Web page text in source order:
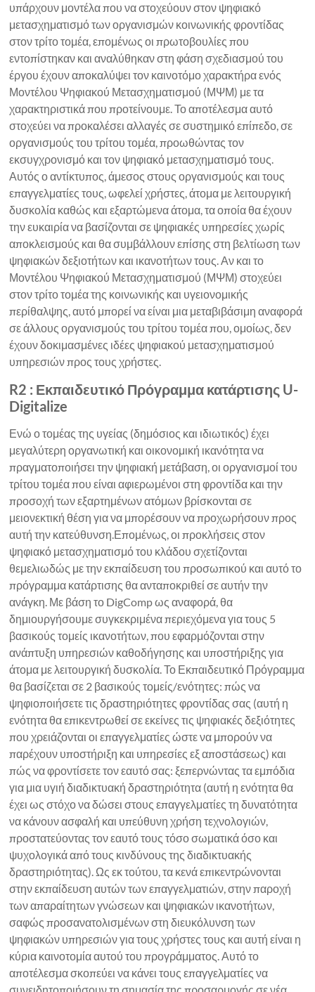
υπάρχουν μοντέλα που να στοχεύουν στον ψηφιακό
μετασχηματισμό των οργανισμών κοινωνικής φροντίδας
στον τρίτο τομέα, επομένως οι πρωτοβουλίες που
εντοπίστηκαν και αναλύθηκαν στη φάση σχεδιασμού του
έργου έχουν αποκαλύψει τον καινοτόμο χαρακτήρα ενός
Μοντέλου Ψηφιακού Μετασχηματισμού (ΜΨΜ) με τα
χαρακτηριστικά που προτείνουμε. Το αποτέλεσμα αυτό
στοχεύει να προκαλέσει αλλαγές σε συστημικό επίπεδο, σε
οργανισμούς του τρίτου τομέα, προωθώντας τον
εκσυγχρονισμό και τον ψηφιακό μετασχηματισμό τους.
Αυτός ο αντίκτυπος, άμεσος στους οργανισμούς και τους
επαγγελματίες τους, ωφελεί χρήστες, άτομα με λειτουργική
δυσκολία καθώς και εξαρτώμενα άτομα, τα οποία θα έχουν
την ευκαιρία να βασίζονται σε ψηφιακές υπηρεσίες χωρίς
αποκλεισμούς και θα συμβάλλουν επίσης στη βελτίωση των
ψηφιακών δεξιοτήτων και ικανοτήτων τους. Αν και το
Μοντέλου Ψηφιακού Μετασχηματισμού (ΜΨΜ) στοχεύει
στον τρίτο τομέα της κοινωνικής και υγειονομικής
περίθαλψης, αυτό μπορεί να είναι μια μεταβιβάσιμη αναφορά
σε άλλους οργανισμούς του τρίτου τομέα που, ομοίως, δεν
έχουν δοκιμασμένες ιδέες ψηφιακού μετασχηματισμού
υπηρεσιών προς τους χρήστες.
R2 : Εκπαιδευτικό Πρόγραμμα κατάρτισης U-
Digitalize
Ενώ ο τομέας της υγείας (δημόσιος και ιδιωτικός) έχει
μεγαλύτερη οργανωτική και οικονομική ικανότητα να
πραγματοποιήσει την ψηφιακή μετάβαση, οι οργανισμοί του
τρίτου τομέα που είναι αφιερωμένοι στη φροντίδα και την
προσοχή των εξαρτημένων ατόμων βρίσκονται σε
μειονεκτική θέση για να μπορέσουν να προχωρήσουν προς
αυτή την κατεύθυνση.Επομένως, οι προκλήσεις στον
ψηφιακό μετασχηματισμό του κλάδου σχετίζονται
θεμελιωδώς με την εκπαίδευση του προσωπικού και αυτό το
πρόγραμμα κατάρτισης θα ανταποκριθεί σε αυτήν την
ανάγκη. Με βάση το DigComp ως αναφορά, θα
δημιουργήσουμε συγκεκριμένα περιεχόμενα για τους 5
βασικούς τομείς ικανοτήτων, που εφαρμόζονται στην
ανάπτυξη υπηρεσιών καθοδήγησης και υποστήριξης για
άτομα με λειτουργική δυσκολία. Το Εκπαιδευτικό Πρόγραμμα
θα βασίζεται σε 2 βασικούς τομείς/ενότητες: πώς να
ψηφιοποιήσετε τις δραστηριότητες φροντίδας σας (αυτή η
ενότητα θα επικεντρωθεί σε εκείνες τις ψηφιακές δεξιότητες
που χρειάζονται οι επαγγελματίες ώστε να μπορούν να
παρέχουν υποστήριξη και υπηρεσίες εξ αποστάσεως) και
πώς να φροντίσετε τον εαυτό σας: ξεπερνώντας τα εμπόδια
για μια υγιή διαδικτυακή δραστηριότητα (αυτή η ενότητα θα
έχει ως στόχο να δώσει στους επαγγελματίες τη δυνατότητα
να κάνουν ασφαλή και υπεύθυνη χρήση τεχνολογιών,
προστατεύοντας τον εαυτό τους τόσο σωματικά όσο και
ψυχολογικά από τους κινδύνους της διαδικτυακής
δραστηριότητας). Ως εκ τούτου, τα κενά επικεντρώνονται
στην εκπαίδευση αυτών των επαγγελματιών, στην παροχή
των απαραίτητων γνώσεων και ψηφιακών ικανοτήτων,
σαφώς προσανατολισμένων στη διευκόλυνση των
ψηφιακών υπηρεσιών για τους χρήστες τους και αυτή είναι η
κύρια καινοτομία αυτού του προγράμματος. Αυτό το
αποτέλεσμα σκοπεύει να κάνει τους επαγγελματίες να